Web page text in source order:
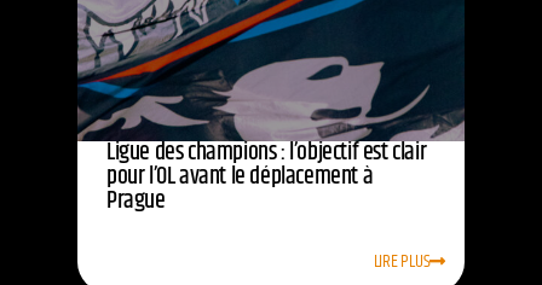
Ligue des champions : l’objectif est clair
pour l’OL avant le déplacement à
Prague
LIRE PLUS